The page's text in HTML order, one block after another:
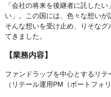
「会社の将来を後継者に託した
い」。この国には、色々な想いが
そんな想いを受け止め、りそなグ
てきました。
【業務内容】
ファンドラップを中心とするリ
（リテール運用PM（ポートフォ